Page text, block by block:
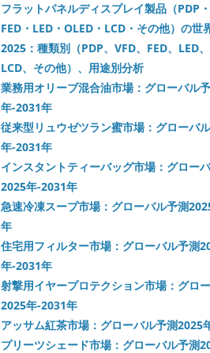
フラットパネルディスプレイ製品（PDP・
FED・LED・OLED・LCD・その他）の世
2025：種類別（PDP、VFD、FED、LED、
LCD、その他）、用途別分析
業務用オリーブ混合油市場：グローバル
年-2031年
従来型リュウゼツラン蜜市場：グローバ
年-2031年
インスタントティーバッグ市場：グロー
2025年-2031年
急速冷凍スープ市場：グローバル予測
年
住宅用フィルター市場：グローバル予測
年-2031年
射撃用イヤープロテクション市場：グロ
2025年-2031年
アッサム紅茶市場：グローバル予測2025
プリーツシェード市場：グローバル予測